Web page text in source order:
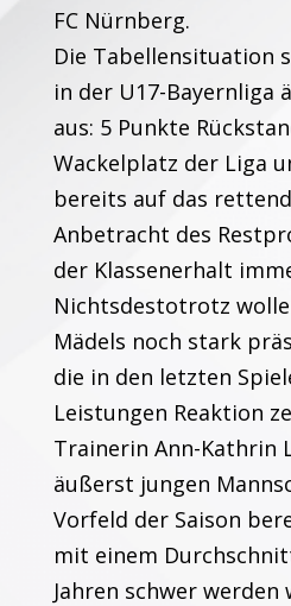
FC Nürnberg.
Die Tabellensituation
in der U17-Bayernliga
aus: 5 Punkte
Wackelplatz der Liga
bereits auf das
Anbetracht des
der Klassenerhalt
Nichtsdestotrotz
Mädels noch stark
die in den letzten
Leistungen Reaktion
Trainerin Ann-Kathrin
äußerst jungen
Vorfeld der Saison
mit einem
Jahren schwer werden